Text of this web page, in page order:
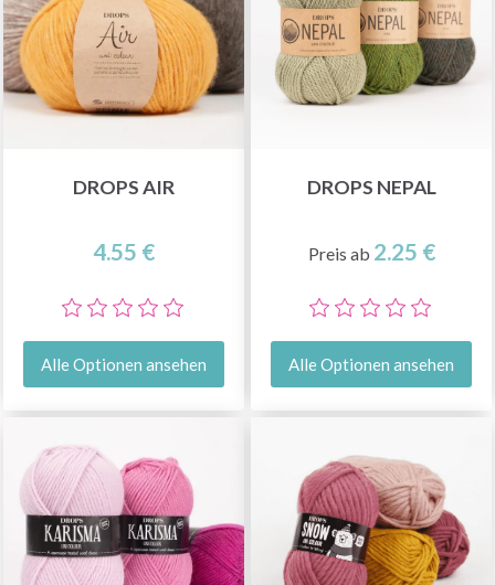
DROPS AIR
4.55 €
Alle Optionen ansehen
DROPS NEPAL
Preis ab 2.25 €
Alle Optionen ansehen